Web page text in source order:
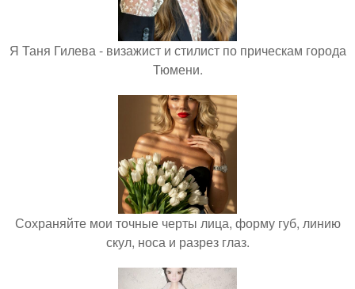
Я Таня Гилева - визажист и стилист по прическам города
Тюмени.
Сохраняйте мои точные черты лица, форму губ, линию
скул, носа и разрез глаз.